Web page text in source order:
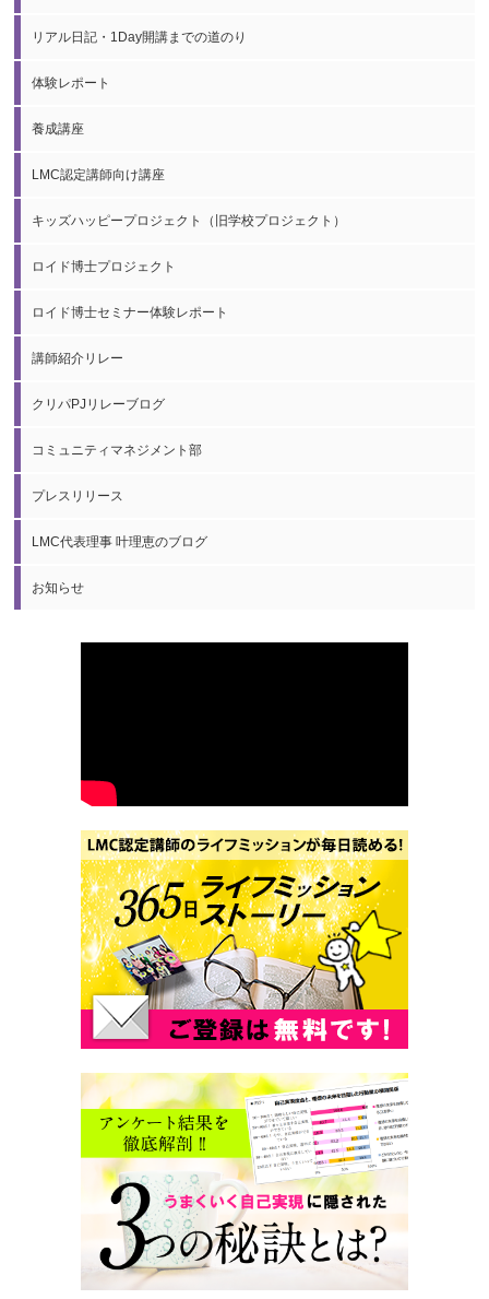
リアル日記・1Day開講までの道のり
体験レポート
養成講座
LMC認定講師向け講座
キッズハッピープロジェクト（旧学校プロジェクト）
ロイド博士プロジェクト
ロイド博士セミナー体験レポート
講師紹介リレー
クリパPJリレーブログ
コミュニティマネジメント部
プレスリリース
LMC代表理事 叶理恵のブログ
お知らせ